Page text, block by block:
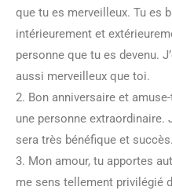
que tu es merveilleux. Tu es
intérieurement et
personne que tu es devenu.
aussi merveilleux que toi.
2. Bon anniversaire et
une personne extraordinaire.
sera très bénéfique et succès.
3. Mon amour, tu apportes
me sens tellement privilégié